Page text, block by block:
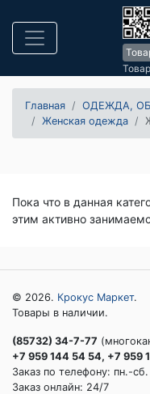
Главная
ОДЕЖДА,
Женская одежда
Пока что в данная
этим активно
© 2026. Крокус Маркет.
Товары в наличии.
(85732) 34-7-77
+7 959 144 54 54, +7 959
Заказ по телефону: пн.-
Заказ онлайн: 24/7